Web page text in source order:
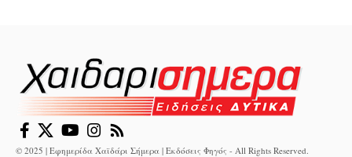
© 2025 | Εφημερίδα Χαϊδάρι Σήμερα | Εκδόσεις Φηγός - All Rights Reserved.